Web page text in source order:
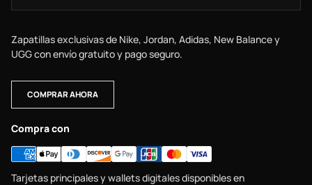
Zapatillas exclusivas de Nike, Jordan, Adidas, New Balance y
UGG con envío gratuito y pago seguro.
COMPRAR AHORA
Compra con
Tarjetas principales y wallets digitales disponibles en